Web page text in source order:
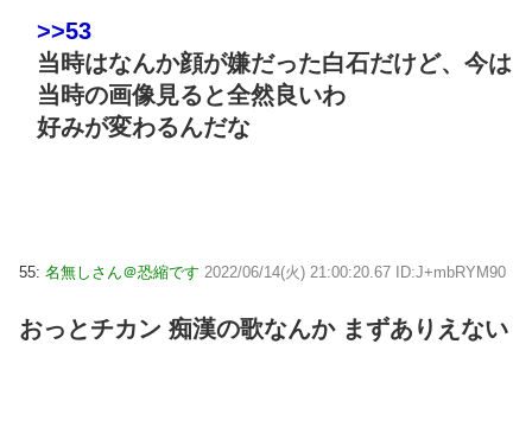
>>53
当時はなんか顔が嫌だった白石だけど、今は
当時の画像見ると全然良いわ
好みが変わるんだな
55: 名無しさん＠恐縮です 2022/06/14(火) 21:00:20.67 ID:J+mbRYM90
おっとチカン 痴漢の歌なんか まずありえない